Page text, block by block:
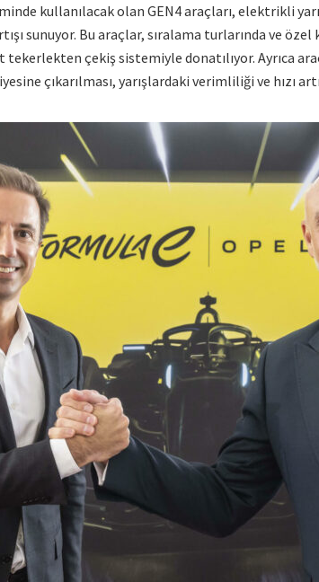
kullanılacak olan GEN4 araçları, elektrikli
sunuyor. Bu araçlar, sıralama turlarında ve özel
çekiş sistemiyle donatılıyor. Ayrıca
çıkarılması, yarışlardaki verimliliği ve hızı